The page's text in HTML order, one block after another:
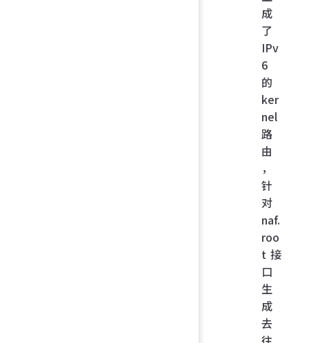
成
了
IPv
6
的
ker
nel
路
由
，
针
对
naf.
roo
t 接
口
生
成
去